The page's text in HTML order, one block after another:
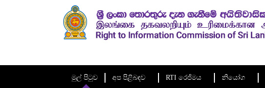
මුල් පිටුව අප පිළිබඳව RTI රෙජිමය නියෝග